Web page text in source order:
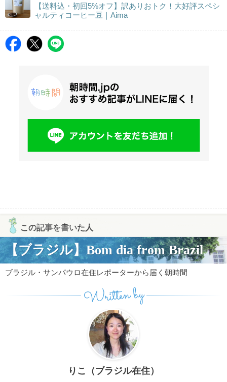
【送料込・初回5%オフ】訳ありおトク！大好評スペシ
ャルティコーヒー豆｜Aima
この記事を書いた人
【ブラジル】Bom dia from Brazil
ブラジル・サンパウロ在住レポーターから届く朝時間
Written by
りこ（ブラジル在住）